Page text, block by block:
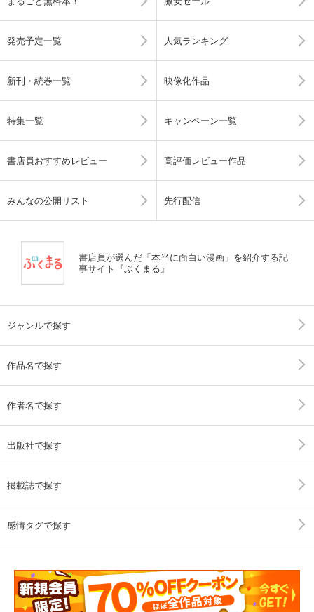
発売予定一覧 人気ランキング
新刊・続巻一覧 映像化作品
特集一覧 キャンペーン一覧
書店員おすすめレビュー 高評価レビュー作品
みんなの公開リスト 先行配信
書店員が選んだ「本当に面白い漫画」を紹介する記
事サイト『ぶくまる』
ジャンルで探す
作品名で探す
作者名で探す
出版社で探す
掲載誌で探す
感情タグで探す